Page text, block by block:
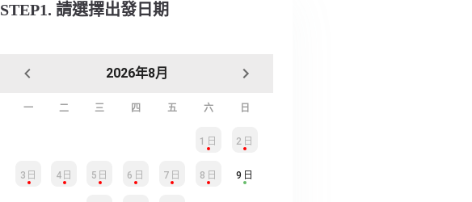
STEP1. 請選擇出發日期
2026年8月
一 二 三 四 五 六 日
1日 2日
3日 4日 5日 6日 7日 8日 9日